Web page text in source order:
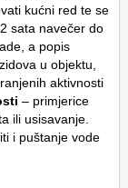
kućni red te se
sata navečer do
a popis
u objektu,
aktivnosti
– primjerice
ili usisavanje.
i puštanje vode